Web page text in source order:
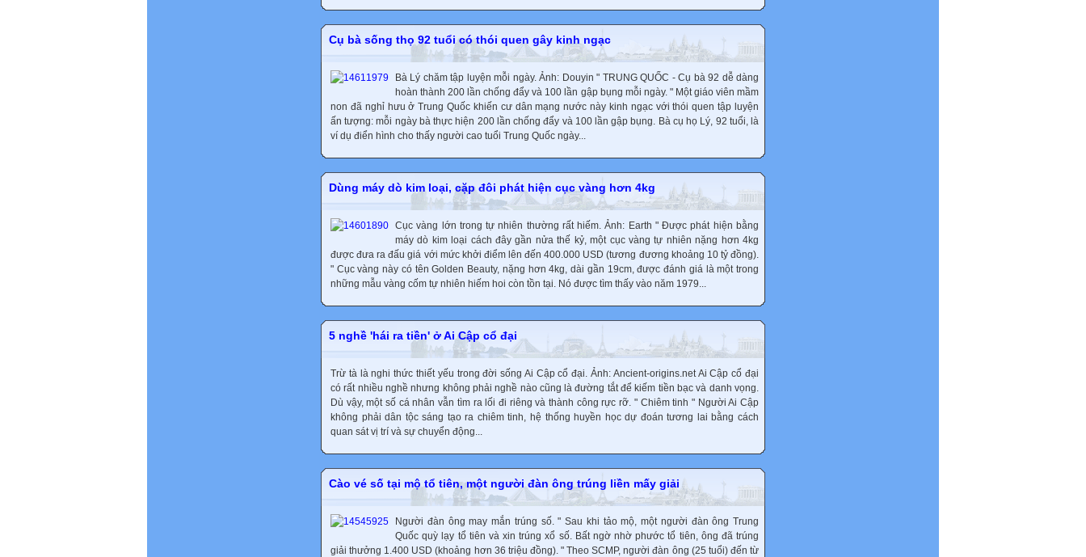
Cụ bà sống thọ 92 tuổi có thói quen gây kinh ngạc
Bà Lý chăm tập luyện mỗi ngày. Ảnh: Douyin " TRUNG QUỐC - Cụ bà 92 dễ dàng
hoàn thành 200 lần chống đẩy và 100 lần gập bụng mỗi ngày. " Một giáo viên mầm
non đã nghỉ hưu ở Trung Quốc khiến cư dân mạng nước này kinh ngạc với thói quen tập luyện
ấn tượng: mỗi ngày bà thực hiện 200 lần chống đẩy và 100 lần gập bụng. Bà cụ họ Lý, 92 tuổi, là
ví dụ điển hình cho thấy người cao tuổi Trung Quốc ngày...
Dùng máy dò kim loại, cặp đôi phát hiện cục vàng hơn 4kg
Cục vàng lớn trong tự nhiên thường rất hiếm. Ảnh: Earth " Được phát hiện bằng
máy dò kim loại cách đây gần nửa thế kỷ, một cục vàng tự nhiên nặng hơn 4kg
được đưa ra đấu giá với mức khởi điểm lên đến 400.000 USD (tương đương khoảng 10 tỷ đồng).
" Cục vàng này có tên Golden Beauty, nặng hơn 4kg, dài gần 19cm, được đánh giá là một trong
những mẫu vàng cốm tự nhiên hiếm hoi còn tồn tại. Nó được tìm thấy vào năm 1979...
5 nghề 'hái ra tiền' ở Ai Cập cổ đại
Trừ tà là nghi thức thiết yếu trong đời sống Ai Cập cổ đại. Ảnh: Ancient-origins.net Ai Cập cổ đại
có rất nhiều nghề nhưng không phải nghề nào cũng là đường tắt để kiếm tiền bạc và danh vọng.
Dù vậy, một số cá nhân vẫn tìm ra lối đi riêng và thành công rực rỡ. " Chiêm tinh " Người Ai Cập
không phải dân tộc sáng tạo ra chiêm tinh, hệ thống huyền học dự đoán tương lai bằng cách
quan sát vị trí và sự chuyển động...
Cào vé số tại mộ tổ tiên, một người đàn ông trúng liền mấy giải
Người đàn ông may mắn trúng số. " Sau khi tảo mộ, một người đàn ông Trung
Quốc quỳ lạy tổ tiên và xin trúng xổ số. Bất ngờ nhờ phước tổ tiên, ông đã trúng
giải thưởng 1.400 USD (khoảng hơn 36 triệu đồng). " Theo SCMP, người đàn ông (25 tuổi) đến từ